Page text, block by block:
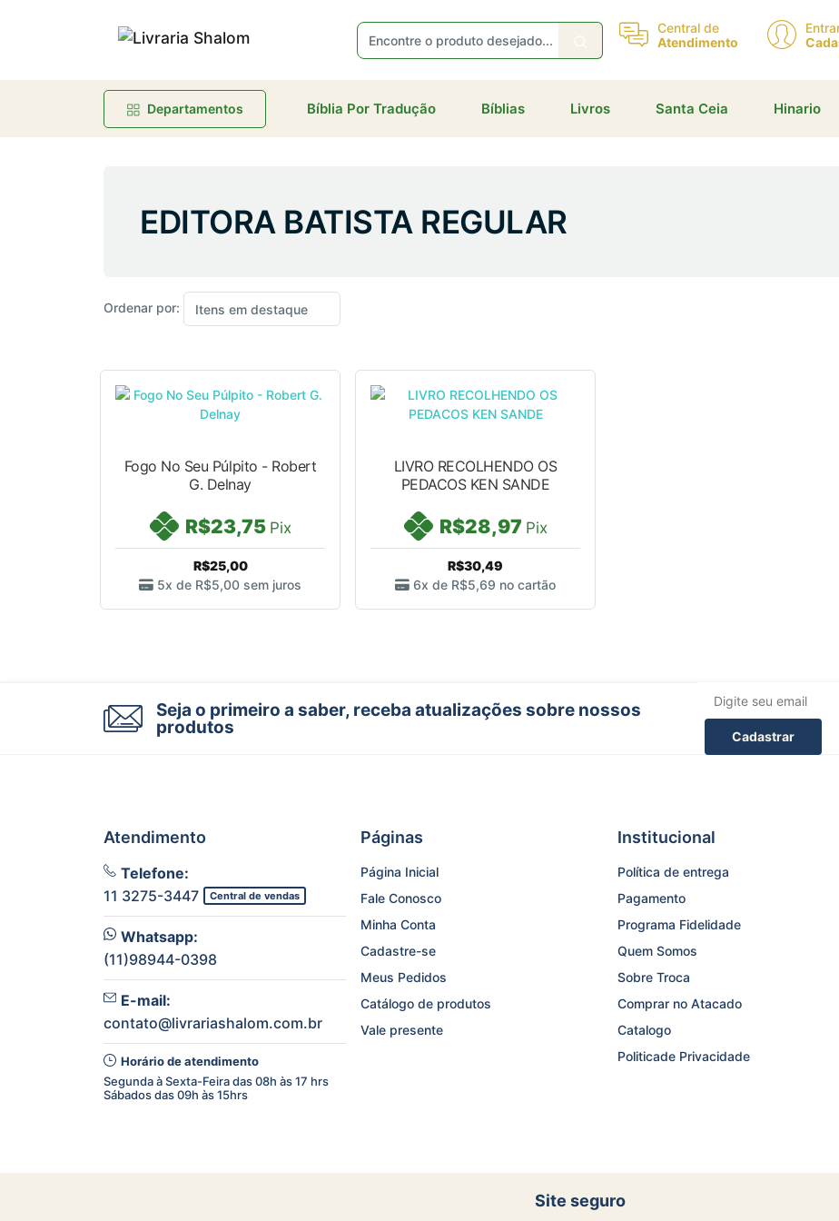
Central de
Atendimento
Departamentos Bíblia Por Tradução Bíblias Livros Santa Ceia Hinario
EDITORA BATISTA REGULAR
Ordenar por:
Fogo No Seu Púlpito - Robert
G. Delnay
R$23,75 Pix
R$25,00
5x de R$5,00 sem juros
LIVRO RECOLHENDO OS
PEDACOS KEN SANDE
R$28,97 Pix
R$30,49
6x de R$5,69 no cartão
Seja o primeiro a saber, receba atualizações sobre nossos
produtos
Cadastrar
Atendimento
Telefone:
11 3275-3447
Central de vendas
Whatsapp:
(11)98944-0398
E-mail:
contato@livrariashalom.com.br
Horário de atendimento
Segunda à Sexta-Feira das 08h às 17 hrs
Sábados das 09h às 15hrs
Páginas
Página Inicial
Fale Conosco
Minha Conta
Cadastre-se
Meus Pedidos
Catálogo de produtos
Vale presente
Institucional
Política de entrega
Pagamento
Programa Fidelidade
Quem Somos
Sobre Troca
Comprar no Atacado
Catalogo
Politicade Privacidade
Site seguro